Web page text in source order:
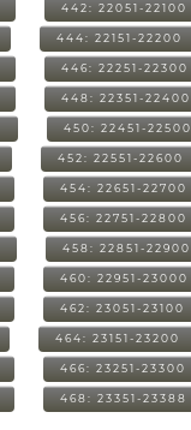
442: 22051-22100
444: 22151-22200
446: 22251-22300
448: 22351-22400
450: 22451-22500
452: 22551-22600
454: 22651-22700
456: 22751-22800
458: 22851-22900
460: 22951-23000
462: 23051-23100
464: 23151-23200
466: 23251-23300
468: 23351-23388